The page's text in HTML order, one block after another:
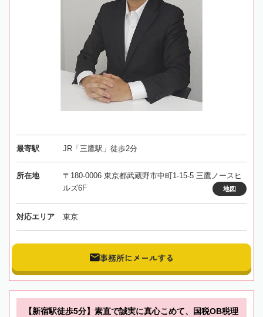
最寄駅 JR「三鷹駅」徒歩2分
所在地
〒180-0006 東京都武蔵野市中町1-15-5 三鷹ノースヒ
ルズ6F
地図
対応エリア 東京
事務所にメールする
【新宿駅徒歩5分】素直で誠実に真心こめて、国税OB税理